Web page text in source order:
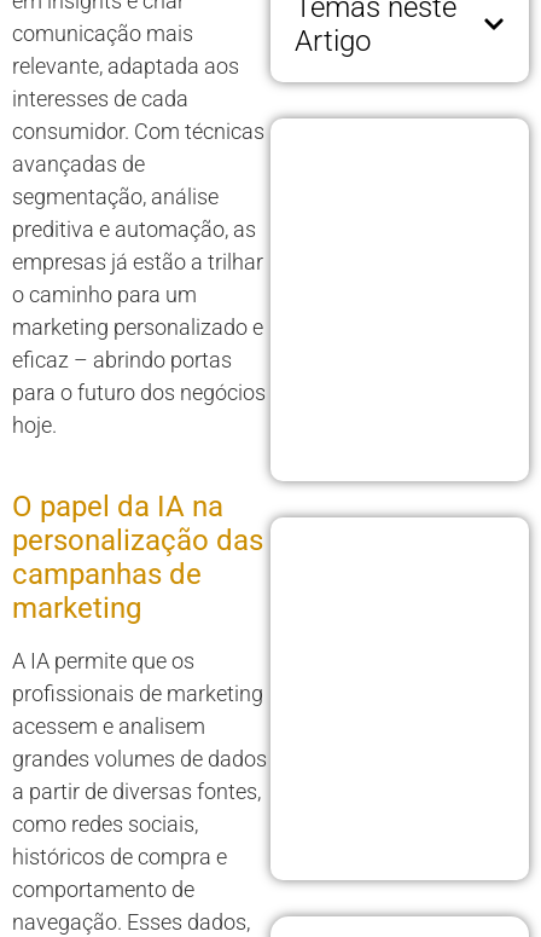
comunicação mais
relevante, adaptada aos
interesses de cada
consumidor. Com técnicas
avançadas de
segmentação, análise
preditiva e automação, as
empresas já estão a trilhar
o caminho para um
marketing personalizado e
eficaz – abrindo portas
para o futuro dos negócios
hoje.
O papel da IA na
personalização das
campanhas de
marketing
A IA permite que os
profissionais de marketing
acessem e analisem
grandes volumes de dados
a partir de diversas fontes,
como redes sociais,
históricos de compra e
comportamento de
navegação. Esses dados,
Temas neste
Artigo